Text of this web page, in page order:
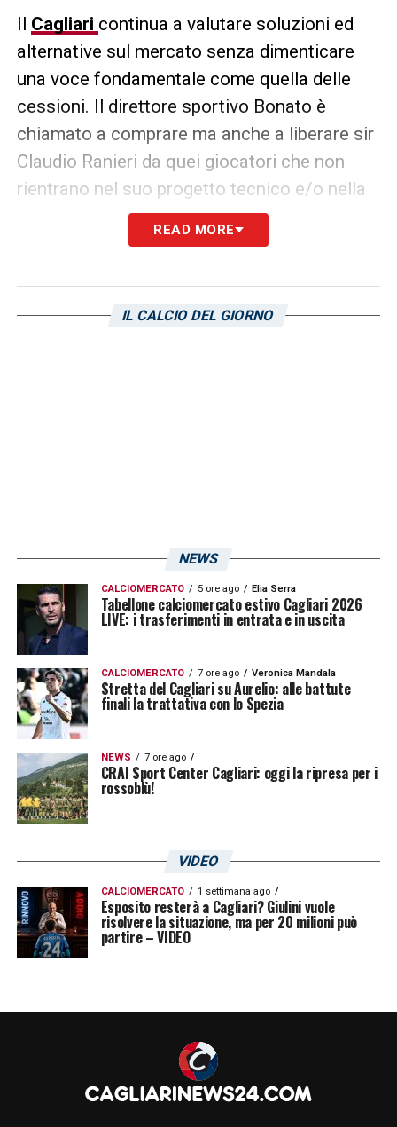
Il Cagliari continua a valutare soluzioni ed
alternative sul mercato senza dimenticare
una voce fondamentale come quella delle
cessioni. Il direttore sportivo Bonato è
chiamato a comprare ma anche a liberare sir
Claudio Ranieri da quei giocatori che non
rientrano nel suo progetto tecnico e/o nella
sua idea di gioco. Uno di questi potrebbe
Edoardo Goldaniga, centrale
. Per il centrale milanese di valuta
READ MORE
IL CALCIO DEL GIORNO
NEWS
CALCIOMERCATO 5 ore ago Elia Serra
Tabellone calciomercato estivo Cagliari 2026
LIVE: i trasferimenti in entrata e in uscita
CALCIOMERCATO 7 ore ago Veronica Mandala
Stretta del Cagliari su Aurelio: alle battute
finali la trattativa con lo Spezia
NEWS 7 ore ago
CRAI Sport Center Cagliari: oggi la ripresa per i
rossoblù!
VIDEO
CALCIOMERCATO 1 settimana ago
Esposito resterà a Cagliari? Giulini vuole
risolvere la situazione, ma per 20 milioni può
partire – VIDEO